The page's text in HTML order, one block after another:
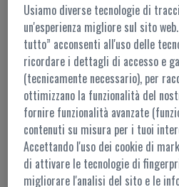
ACCESSO AL
I contenuti di questo portale sono
L'accesso è possibile
Per ulteriori
Usiamo diverse tecnologie di
un'esperienza migliore sul sito
tutto” acconsenti all'uso delle
ricordare i dettagli di accesso e
(tecnicamente necessario), per
ottimizzano la funzionalità del
fornire funzionalità avanzate
contenuti su misura per i tuoi
Accettando l'uso dei cookie di
di attivare le tecnologie di
migliorare l'analisi del sito e le